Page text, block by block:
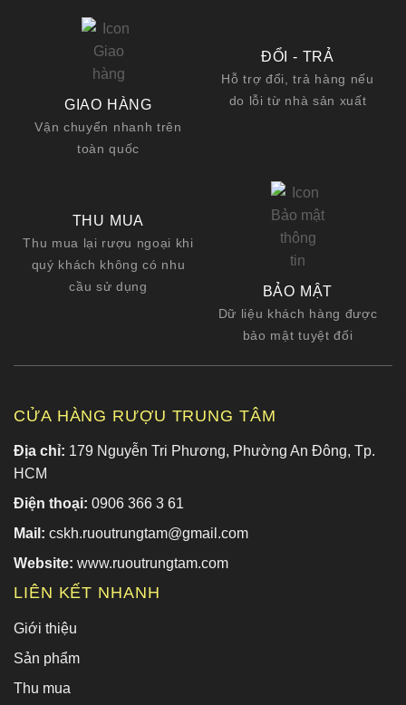
GIAO HÀNG
Vận chuyển nhanh trên
toàn quốc
ĐỔI - TRẢ
Hỗ trợ đổi, trả hàng nếu
do lỗi từ nhà sản xuất
THU MUA
Thu mua lại rượu ngoại khi
quý khách không có nhu
cầu sử dụng
BẢO MẬT
Dữ liệu khách hàng được
bảo mật tuyệt đối
CỬA HÀNG RƯỢU TRUNG TÂM
Địa chỉ: 179 Nguyễn Tri Phương, Phường An Đông, Tp.
HCM
Điện thoại: 0906 366 3 61
Mail: cskh.ruoutrungtam@gmail.com
Website: www.ruoutrungtam.com
LIÊN KẾT NHANH
Giới thiệu
Sản phẩm
Thu mua